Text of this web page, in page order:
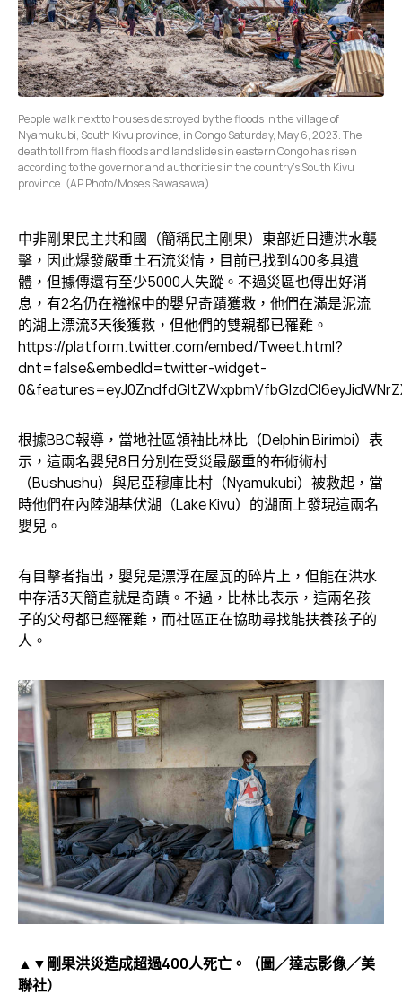
People walk next to houses destroyed by the floods in the village of
Nyamukubi, South Kivu province, in Congo Saturday, May 6, 2023. The
death toll from flash floods and landslides in eastern Congo has risen
according to the governor and authorities in the country’s South Kivu
province. (AP Photo/Moses Sawasawa)
中非剛果民主共和國（簡稱民主剛果）東部近日遭洪水襲
擊，因此爆發嚴重土石流災情，目前已找到400多具遺
體，但據傳還有至少5000人失蹤。不過災區也傳出好消
息，有2名仍在襁褓中的嬰兒奇蹟獲救，他們在滿是泥流
的湖上漂流3天後獲救，但他們的雙親都已罹難。
https://platform.twitter.com/embed/Tweet.html?
dnt=false&embedId=twitter-widget-
根據BBC報導，當地社區領袖比林比（Delphin Birimbi）表
示，這兩名嬰兒8日分別在受災最嚴重的布術術村
（Bushushu）與尼亞穆庫比村（Nyamukubi）被救起，當
時他們在內陸湖基伏湖（Lake Kivu）的湖面上發現這兩名
嬰兒。
有目擊者指出，嬰兒是漂浮在屋瓦的碎片上，但能在洪水
中存活3天簡直就是奇蹟。不過，比林比表示，這兩名孩
子的父母都已經罹難，而社區正在協助尋找能扶養孩子的
人。
▲▼剛果洪災造成超過400人死亡。（圖／達志影像／美
聯社）